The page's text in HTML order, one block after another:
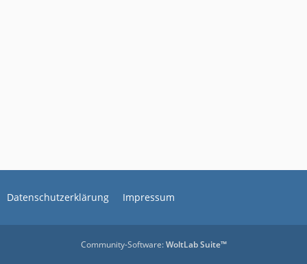
Datenschutzerklärung Impressum
Community-Software:WoltLab Suite™